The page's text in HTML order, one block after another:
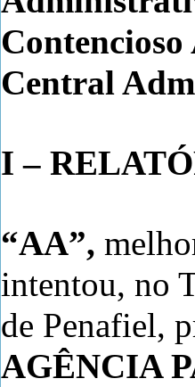
Central
I –
“AA”,
intentou, no
de Penafiel,
AGÊNCIA